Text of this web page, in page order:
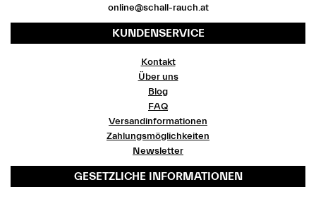
online@schall-rauch.at
KUNDENSERVICE
Kontakt
Über uns
Blog
FAQ
Versandinformationen
Zahlungsmöglichkeiten
Newsletter
GESETZLICHE INFORMATIONEN